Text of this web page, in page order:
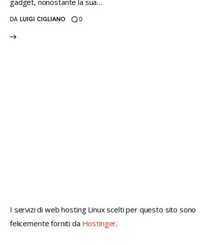
gadget, nonostante la sua…
DA LUIGI CIGLIANO 0
I servizi di web hosting Linux scelti per questo sito sono
felicemente forniti da Hostinger.